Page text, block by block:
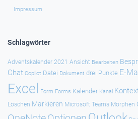
Impressum
Schlagwörter
Adventskalender 2021 Ansicht Bearbeiten
Chat Copilot Datei Dokument drei Punkte E-
Excel Form Forms Kalender Kanal
Löschen Markieren Microsoft Teams Morphen